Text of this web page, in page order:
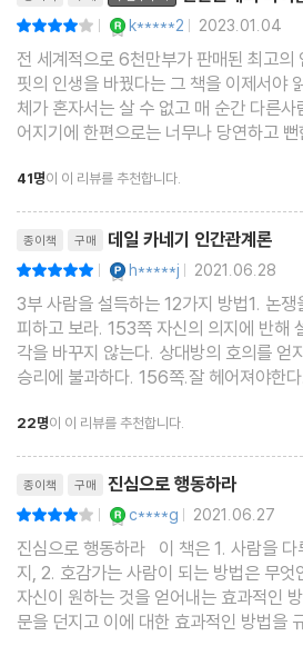
** 5부 기적 같은 결과를 낳은 편지들
** 6부 결혼 생활을 행복하게 만드는 7
2. 사랑한다면 다른 사람이 사는 방식을
3. 이혼하고 싶다면 이렇게 하라
4. 모든 사람을 행복하게 만드는 빠른 방법
5. 여성들에게 중요한 의미를 갖는 것
6. 행복하길 원한다면 이것을 게을리하지
7. ‘결혼에 무지한 사람’이 되지 마라
| k*****2 | 2023.01.04
전 세계적으로 6천만부가 판매된 최고의
핏의 인생을 바꿨다는 그 책을 이제서야
체가 혼자서는 살 수 없고 매 순간 다른
어지기에 한편으로는 너무나 당연하고
그동안 독서 리스트에서 제외되었던 책
보고 싶어졌다. 내가 알고 있다고 생각하
41명이 이 리뷰를 추천합니다.
종이책 구매 데일 카네기 인간관계론
| h*****j | 2021.06.28
3부 사람을 설득하는 12가지 방법1. 논
피하고 보라. 153쪽 자신의 의지에 반해
각을 바꾸지 않는다. 상대방의 호의를 얻
승리에 불과하다. 156쪽.잘 헤어져야한
때 못지 않게 잘 헤어져야 합니다.2. 적
예방법. 가능하면 다른 사람보다 현명해져
22명이 이 리뷰를 추천합니다.
종이책 구매 진심으로 행동하라
| c****g | 2021.06.27
진심으로 행동하라 이 책은 1. 사람을 다루는 핵심원리는 무엇인
지, 2. 호감가는 사람이 되는 방법은 무
자신이 원하는 것을 얻어내는 효과적인
문을 던지고 이에 대한 효과적인 방법을